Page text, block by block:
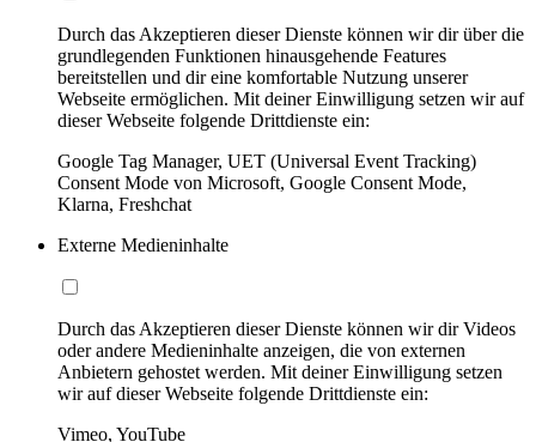
Durch das Akzeptieren dieser Dienste können wir dir über die
grundlegenden Funktionen hinausgehende Features
bereitstellen und dir eine komfortable Nutzung unserer
Webseite ermöglichen. Mit deiner Einwilligung setzen wir auf
dieser Webseite folgende Drittdienste ein:
Google Tag Manager, UET (Universal Event Tracking)
Consent Mode von Microsoft, Google Consent Mode,
Klarna, Freshchat
Externe Medieninhalte
Durch das Akzeptieren dieser Dienste können wir dir Videos
oder andere Medieninhalte anzeigen, die von externen
Anbietern gehostet werden. Mit deiner Einwilligung setzen
wir auf dieser Webseite folgende Drittdienste ein:
Vimeo, YouTube